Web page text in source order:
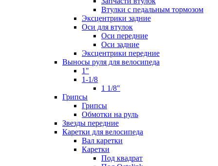
Втулки с педальным тормозом
Эксцентрики задние
Оси для втулок
Оси передние
Оси задние
Эксцентрики передние
Выносы руля для велосипеда
1"
1-1/8
1 1/8"
Грипсы
Грипсы
Обмотки на руль
Звезды передние
Каретки для велосипеда
Вал каретки
Каретки
Под квадрат